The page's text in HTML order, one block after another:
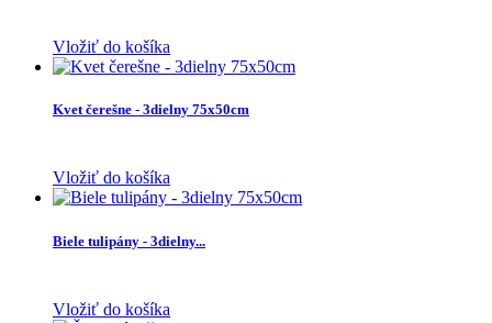
Vložiť do košíka
Kvet čerešne - 3dielny 75x50cm
Vložiť do košíka
Biele tulipány - 3dielny...
Vložiť do košíka